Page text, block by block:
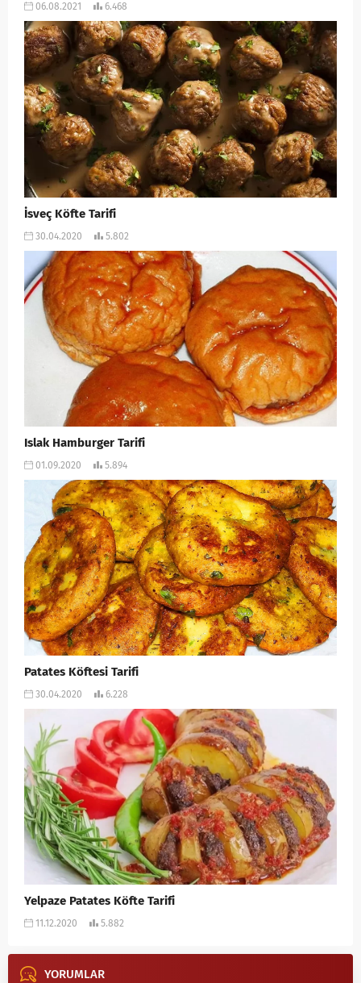
06.08.2021 6.468
İsveç Köfte Tarifi
30.04.2020 5.802
Islak Hamburger Tarifi
01.09.2020 5.894
Patates Köftesi Tarifi
30.04.2020 6.228
Yelpaze Patates Köfte Tarifi
11.12.2020 5.882
YORUMLAR